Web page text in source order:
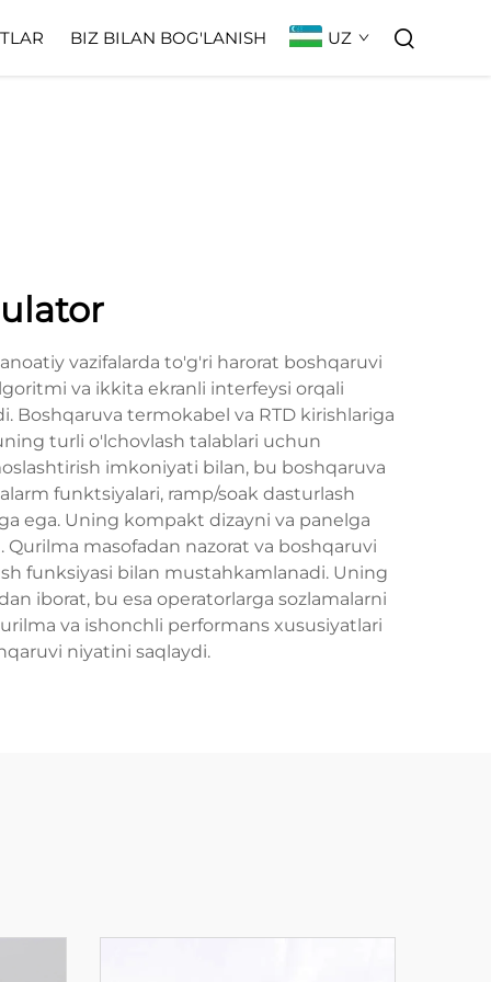
BIZ BILAN BOG'LANISH UZ
vazifalarda to'g'ri harorat boshqaruvi
va ikkita ekranli interfeysi orqali
Boshqaruva termokabel va RTD kirishlariga
turli o'lchovlash talablari uchun
imkoniyati bilan, bu boshqaruva
funktsiyalari, ramp/soak dasturlash
ega. Uning kompakt dizayni va panelga
masofadan nazorat va boshqaruvi
funksiyasi bilan mustahkamlanadi. Uning
iborat, bu esa operatorlarga sozlamalarni
va ishonchli performans xususiyatlari
niyatini saqlaydi.